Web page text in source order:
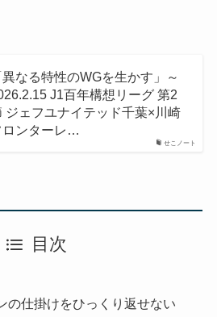
せこノート
異なる特性のWGを生かす」～
J1百年構想リーグ 第2
ジェフユナイテッド千葉×川崎
ロンターレ…
目次
の仕掛けをひっくり返せない